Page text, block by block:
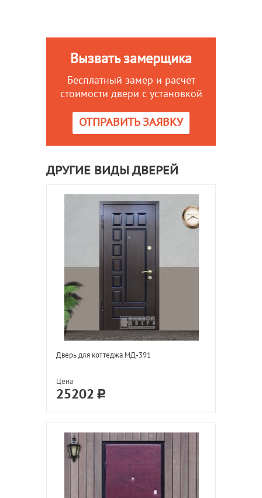
Вызвать замерщика
Бесплатный замер и расчёт
стоимости двери с установкой
ОТПРАВИТЬ ЗАЯВКУ
ДРУГИЕ ВИДЫ ДВЕРЕЙ
Дверь для коттеджа МД-391
Цена
25202